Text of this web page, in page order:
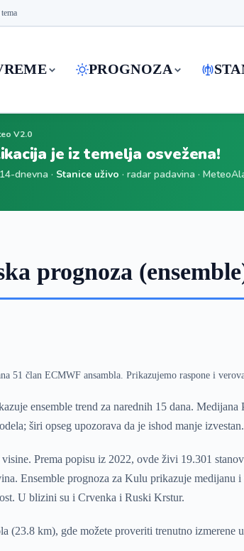
PROGNOZA
V2.0
je iz temelja osvežena!
dnevna · Stanice uživo · radar padavina ·
prognoza
51 član ECMWF ansambla. Prikazujemo raspone i
ensemble trend za narednih 15 dana.
širi opseg upozorava da je ishod manje izvestan.
Prema popisu iz 2022, ovde živi 19.301
Ensemble prognoza za Kulu prikazuje medijanu
U blizini su i Crvenka i Ruski Krstur.
(23.8 km), gde možete proveriti trenutno